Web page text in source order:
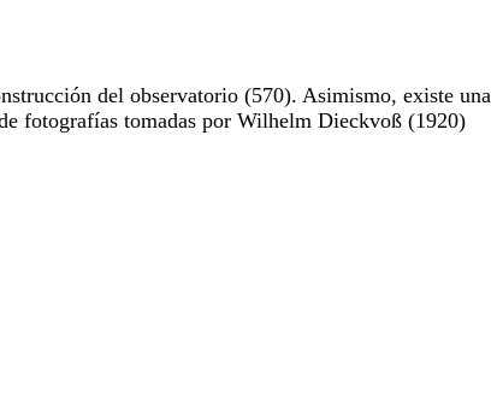
del observatorio (570). Asimismo, existe una
fotografías tomadas por Wilhelm Dieckvoß (1920)